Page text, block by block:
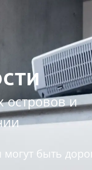
островов и
быть